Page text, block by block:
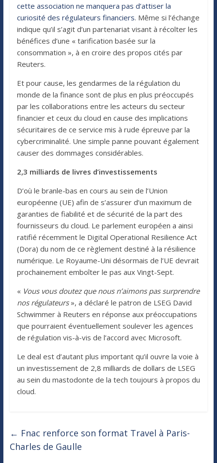
cette association ne manquera pas d’attiser la
curiosité des régulateurs financiers. Même si l’échange
indique qu’il s’agit d’un partenariat visant à récolter les
bénéfices d’une « tarification basée sur la
consommation », à en croire des propos cités par
Reuters.
Et pour cause, les gendarmes de la régulation du
monde de la finance sont de plus en plus préoccupés
par les collaborations entre les acteurs du secteur
financier et ceux du cloud en cause des implications
sécuritaires de ce service mis à rude épreuve par la
cybercriminalité. Une simple panne pouvant également
causer des dommages considérables.
2,3 milliards de livres d’investissements
D’où le branle-bas en cours au sein de l’Union
européenne (UE) afin de s’assurer d’un maximum de
garanties de fiabilité et de sécurité de la part des
fournisseurs du cloud. Le parlement européen a ainsi
ratifié récemment le Digital Operational Resilience Act
(Dora) du nom de ce règlement destiné à la résilience
numérique. Le Royaume-Uni désormais de l’UE devrait
prochainement emboîter le pas aux Vingt-Sept.
« Vous vous doutez que nous n’aimons pas surprendre
nos régulateurs », a déclaré le patron de LSEG David
Schwimmer à Reuters en réponse aux préoccupations
que pourraient éventuellement soulever les agences
de régulation vis-à-vis de l’accord avec Microsoft.
Le deal est d’autant plus important qu’il ouvre la voie à
un investissement de 2,8 milliards de dollars de LSEG
au sein du mastodonte de la tech toujours à propos du
cloud.
← Fnac renforce son format Travel à Paris-
Charles de Gaulle